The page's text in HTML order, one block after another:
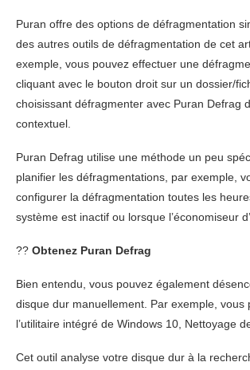
Puran offre des options de défragmentation
des autres outils de défragmentation de cet
exemple, vous pouvez effectuer une
cliquant avec le bouton droit sur un dossier/
choisissant défragmenter avec Puran Defrag
contextuel.
Puran Defrag utilise une méthode un peu
planifier les défragmentations, par exemple,
configurer la défragmentation toutes les
système est inactif ou lorsque l’économiseur
?? Obtenez Puran Defrag
Bien entendu, vous pouvez également
disque dur manuellement. Par exemple, vous
l’utilitaire intégré de Windows 10, Nettoyage
Cet outil analyse votre disque dur à la